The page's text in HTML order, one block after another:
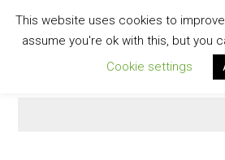
content
This website uses cookies to
assume you're ok with this, but you
Cookie settings